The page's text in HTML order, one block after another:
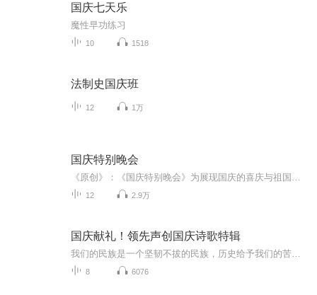
国庆七天乐
魔性早功练习
10 1518
法制史国庆班
12 1万
国庆特别晚会
12 2.9万
国庆献礼！领先声创国庆诗歌特辑
8 6076